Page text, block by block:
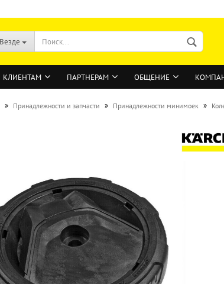
Везде
КЛИЕНТАМ ПАРТНЕРАМ ОБЩЕНИЕ
» Принадлежности и запчасти » Принадлежности минимоек »